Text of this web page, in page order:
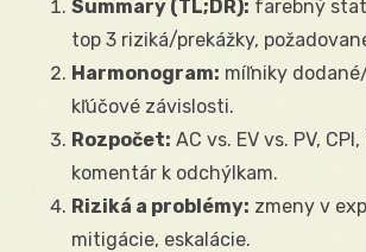
Summary (TL;DR): farebný
top 3 riziká/prekážky,
Harmonogram: míľniky
kľúčové závislosti.
Rozpočet: AC vs. EV vs. PV,
komentár k odchýlkam.
Riziká a problémy: zmeny v
mitigácie, eskalácie.